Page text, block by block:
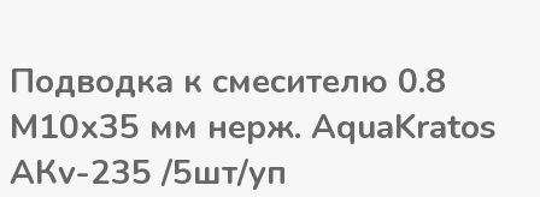
Подводка к смесителю 0.8
М10х35 мм нерж. AquaKratos
АКv-235 /5шт/уп